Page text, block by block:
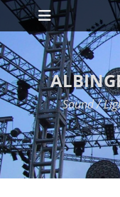
Zum
Inhalt
springen
Primäres Menü
Sound /